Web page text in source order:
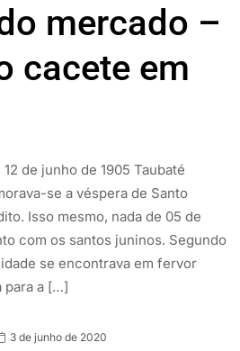
mercado –
cacete em
de junho de 1905 Taubaté
se a véspera de Santo
Isso mesmo, nada de 05 de
com os santos juninos. Segundo
se encontrava em fervor
para a […]
3 de junho de 2020